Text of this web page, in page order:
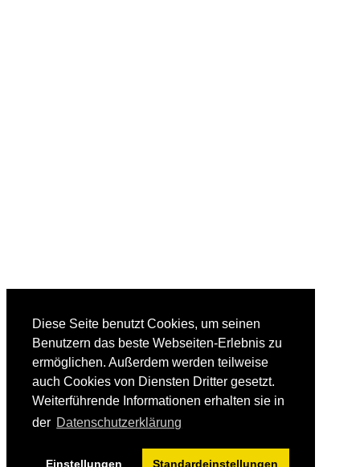
Diese Seite benutzt Cookies, um seinen
Benutzern das beste Webseiten-Erlebnis zu
ermöglichen. Außerdem werden teilweise
auch Cookies von Diensten Dritter gesetzt.
Weiterführende Informationen erhalten sie in
der Datenschutzerklärung
Einstellungen Standardeinstellungen